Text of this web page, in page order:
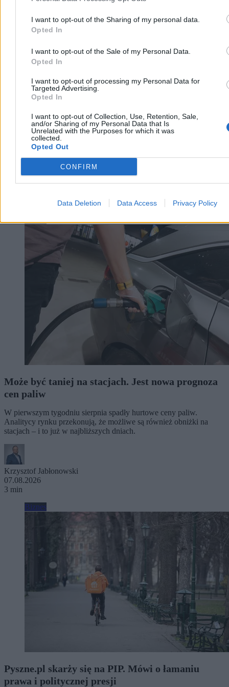
I want to opt-out of the Sharing of my personal data.
Opted In
I want to opt-out of the Sale of my Personal Data.
Opted In
I want to opt-out of processing my Personal Data for
Targeted Advertising.
Opted In
I want to opt-out of Collection, Use, Retention, Sale,
and/or Sharing of my Personal Data that Is
Unrelated with the Purposes for which it was
collected.
Opted Out
CONFIRM
Data Deletion Data Access Privacy Policy
Katarzyna Dybińska
07.08.2026
Reklama
Może być taniej na stacjach. Jest nowa prognoza
cen paliw
W pierwszym tygodniu sierpnia spadły hurtowe ceny paliw.
Analitycy rynku przekonują, że możliwe są również obniżki na
stacjach – i to już w najbliższych dniach.
Krzysztof Jabłonowski
07.08.2026
3 min
Biznes
Pyszne.pl skarży się na PIP. Mówi o łamaniu
prawa i politycznej presji